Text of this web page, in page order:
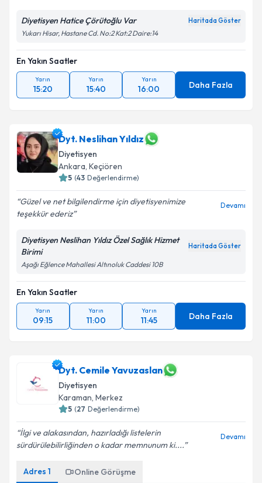
Diyetisyen Hatice Çörütoğlu Var Haritada Göster
Yukarı Hisar, Hastane Cd. No:2 Kat:2 Daire:14
En Yakın Saatler
Yarın
15:20
Yarın
15:40
Yarın
16:00 Daha Fazla
Dyt. Neslihan Yıldız
Diyetisyen
Ankara, Keçiören
5 (43 Değerlendirme)
Güzel ve net bilgilendirme için diyetisyenimize
teşekkür ederiz
Devamı
Diyetisyen Neslihan Yıldız Özel Sağlık Hizmet
Birimi
Haritada Göster
Aşağı Eğlence Mahallesi Altınoluk Caddesi 10B
En Yakın Saatler
Yarın
09:15
Yarın
11:00
Yarın
11:45 Daha Fazla
Dyt. Cemile Yavuzaslan
Diyetisyen
Karaman, Merkez
5 (27 Değerlendirme)
İlgi ve alakasından, hazırladığı listelerin
sürdürülebilirliğinden o kadar memnunum ki....
Devamı
Adres 1 Online Görüşme